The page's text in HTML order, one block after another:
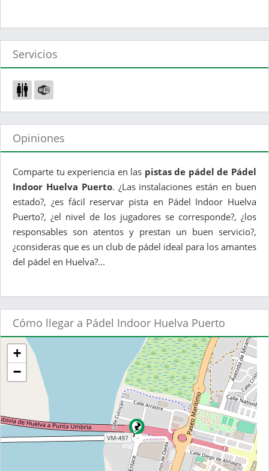
Servicios
Opiniones
Comparte tu experiencia en las pistas de pádel de Pádel
Indoor Huelva Puerto. ¿Las instalaciones están en buen
estado?, ¿es fácil reservar pista en Pádel Indoor Huelva
Puerto?, ¿el nivel de los jugadores se corresponde?, ¿los
responsables son atentos y prestan un buen servicio?,
¿consideras que es un club de pádel ideal para los amantes
del pádel en Huelva?...
Cómo llegar a Pádel Indoor Huelva Puerto
+
−